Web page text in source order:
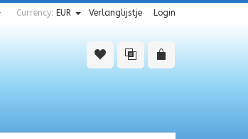
Verlanglijstje Login
Currency: EUR